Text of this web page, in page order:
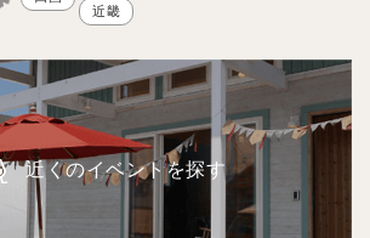
近畿
近くのイベントを探す